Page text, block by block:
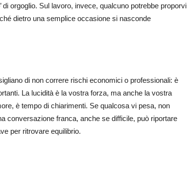
orgoglio. Sul lavoro, invece, qualcuno potrebbe proporvi
dietro una semplice occasione si nasconde
di non correre rischi economici o professionali: è
La lucidità è la vostra forza, ma anche la vostra
è tempo di chiarimenti. Se qualcosa vi pesa, non
conversazione franca, anche se difficile, può riportare
per ritrovare equilibrio.